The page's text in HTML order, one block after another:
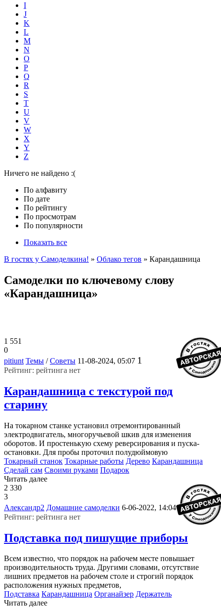
I
J
K
L
M
N
O
P
Q
R
S
T
U
V
W
X
Y
Z
Ничего не найдено :(
По алфавиту
По дате
По рейтингу
По просмотрам
По популярности
Показать все
В гостях у Самоделкина! » Облако тегов » Карандашница
Самоделки по ключевому слову
«Карандашница»
1 551
0
pitiunt Темы /Советы 11-08-2024, 05:07 1
Рейтинг: рейтинга нет
Карандашница с текстурой под
старину
На токарном станке установил отремонтированный
электродвигатель, многоручьевой шкив для изменения
оборотов. И простенькую схему реверсирования и пуска-
остановки. Для пробы проточил полудюймовую
Токарный станок Токарные работы Дерево Карандашница
Сделай сам Своими руками Подарок
Читать далее
2 330
3
Александр2 Домашние самоделки 6-06-2022, 14:04 0
Рейтинг: рейтинга нет
Подставка под пишущие приборы
Всем известно, что порядок на рабочем месте повышает
производительность труда. Другими словами, отсутствие
лишних предметов на рабочем столе и строгий порядок
расположения нужных предметов,
Подставка Карандашница Органайзер Держатель
Читать далее